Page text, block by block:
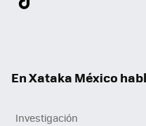
En Xataka México
Investigación